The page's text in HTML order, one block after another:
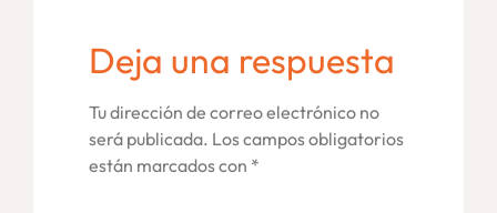
Deja una respuesta
Tu dirección de correo electrónico no
será publicada. Los campos obligatorios
están marcados con *